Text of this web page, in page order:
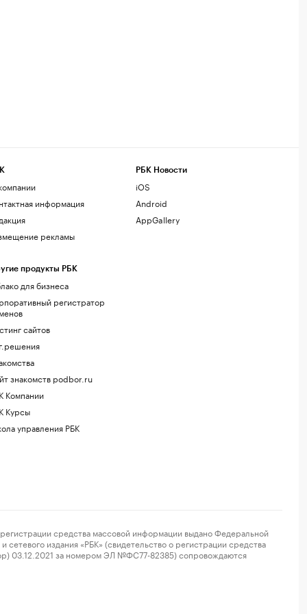
информация
рекламы
продукты РБК
для бизнеса
регистратор
сайтов
знакомств podbor.ru
Компании
Курсы
управления РБК
РБК Новости
iOS
Android
AppGallery
средства массовой информации выдано Федеральной
издания «РБК» (свидетельство о регистрации средства
03.12.2021 за номером ЭЛ №ФС77-82385) сопровождаются